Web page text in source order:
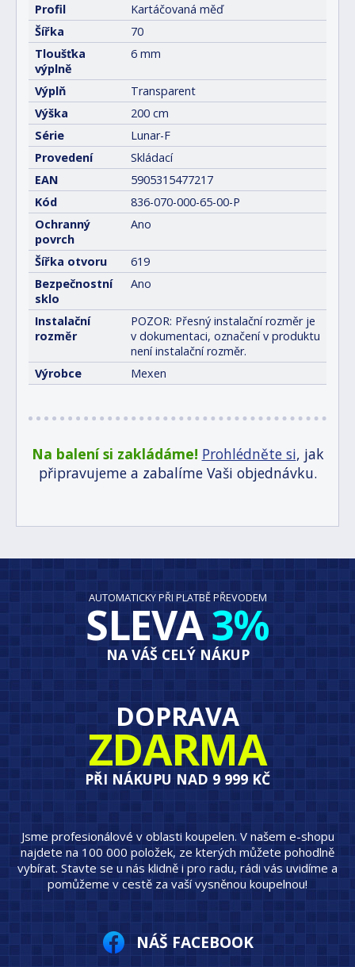
Profil
Kartáčovaná měď
Šířka
70
Tloušťka
výplně
6 mm
Výplň
Transparent
Výška
200 cm
Série
Lunar-F
Provedení
Skládací
EAN
5905315477217
Kód
836-070-000-65-00-P
Ochranný
povrch
Ano
Šířka otvoru
619
Bezpečnostní
sklo
Ano
Instalační
rozměr
POZOR: Přesný instalační rozměr je
v dokumentaci, označení v produktu
není instalační rozměr.
Výrobce
Mexen
Na balení si zakládáme! Prohlédněte si, jak
připravujeme a zabalíme Vaši objednávku.
AUTOMATICKY PŘI PLATBĚ PŘEVODEM
SLEVA3%
NA VÁŠ CELÝ NÁKUP
DOPRAVA
ZDARMA
PŘI NÁKUPU NAD 9 999 KČ
Jsme profesionálové v oblasti koupelen. V našem e-shopu
najdete na 100 000 položek, ze kterých můžete pohodlně
vybírat. Stavte se u nás klidně i pro radu, rádi vás uvidíme a
pomůžeme v cestě za vaší vysněnou koupelnou!
NÁŠ FACEBOOK